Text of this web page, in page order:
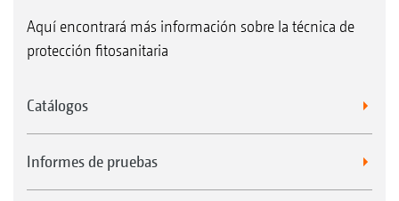
Aquí encontrará más información sobre la técnica de
protección fitosanitaria
Catálogos
Informes de pruebas